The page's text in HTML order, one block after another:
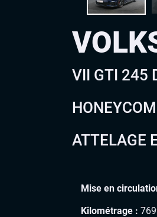
VII GTI 245
ATTELAGE
Mise en
Kilométrage :